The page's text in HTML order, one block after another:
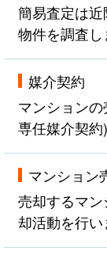
簡易査定は
物件を調査し
媒介契約
マンション
専任媒介契約
マンション
売却するマ
却活動を行い